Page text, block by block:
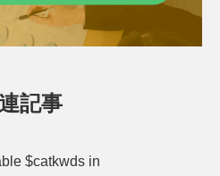
記事
$catkwds in